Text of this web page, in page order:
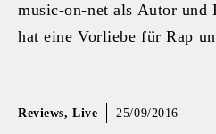
music-on-net als Autor und
hat eine Vorliebe für Rap
Reviews,Live 25/09/2016